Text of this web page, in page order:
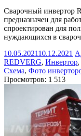
Сварочный инвертор
предназначен для
спроектирован для
нуждающихся в
10.05.202110.12.2021
REDVERG, Инвертор,
Схема, Фото
Просмотров: 1 513